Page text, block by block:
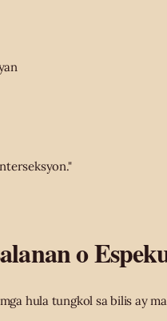
o
hula tungkol sa bilis ay